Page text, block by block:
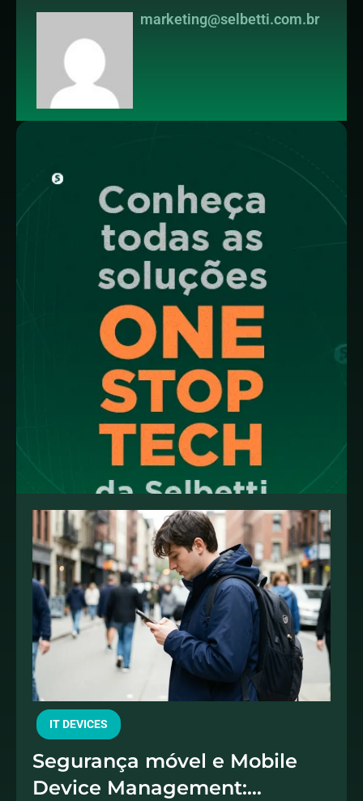
marketing@selbetti.com.br
IT DEVICES
Segurança móvel e Mobile
Device Management: